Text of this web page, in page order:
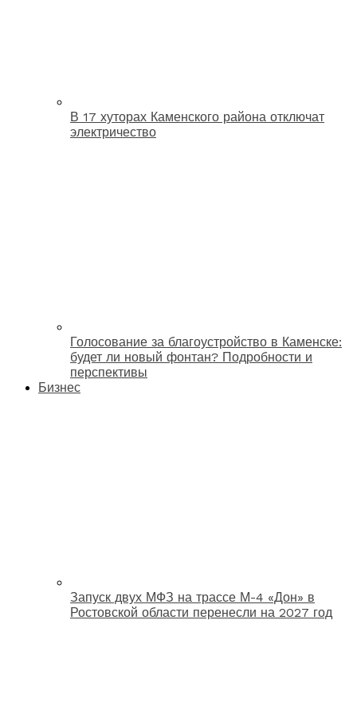
В 17 хуторах Каменского района отключат
электричество
Голосование за благоустройство в Каменске:
будет ли новый фонтан? Подробности и
перспективы
Бизнес
Запуск двух МФЗ на трассе М-4 «Дон» в
Ростовской области перенесли на 2027 год